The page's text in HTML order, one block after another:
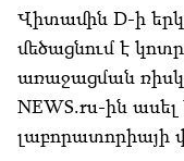
Վիտամին D-ի
մեծացնում է
առաջացման
NEWS.ru-ին
լաբորատորիայի